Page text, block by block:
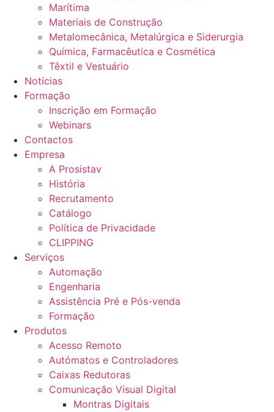
Marítima
Materiais de Construção
Metalomecânica, Metalúrgica e Siderurgia
Química, Farmacêutica e Cosmética
Têxtil e Vestuário
Notícias
Formação
Inscrição em Formação
Webinars
Contactos
Empresa
A Prosistav
História
Recrutamento
Catálogo
Política de Privacidade
CLIPPING
Serviços
Automação
Engenharia
Assistência Pré e Pós-venda
Formação
Produtos
Acesso Remoto
Autómatos e Controladores
Caixas Redutoras
Comunicação Visual Digital
Montras Digitais